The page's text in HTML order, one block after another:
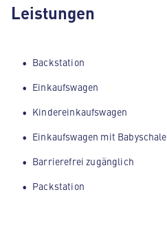
Leistungen
Backstation
Einkaufswagen
Kindereinkaufswagen
Einkaufswagen mit Babyschale
Barrierefrei zugänglich
Packstation